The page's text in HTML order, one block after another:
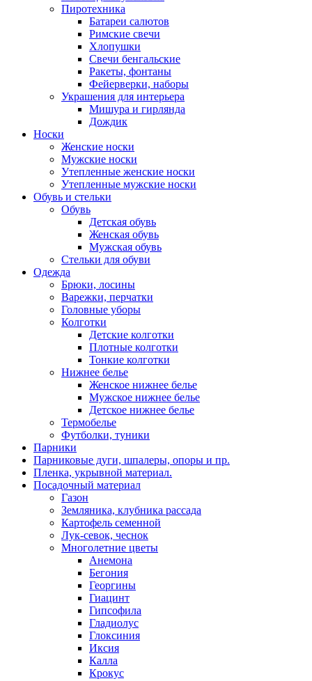
Пиротехника
Батареи салютов
Римские свечи
Хлопушки
Свечи бенгальские
Ракеты, фонтаны
Фейерверки, наборы
Украшения для интерьера
Мишура и гирлянда
Дождик
Носки
Женские носки
Мужские носки
Утепленные женские носки
Утепленные мужские носки
Обувь и стельки
Обувь
Детская обувь
Женская обувь
Мужская обувь
Стельки для обуви
Одежда
Брюки, лосины
Варежки, перчатки
Головные уборы
Колготки
Детские колготки
Плотные колготки
Тонкие колготки
Нижнее белье
Женское нижнее белье
Мужское нижнее белье
Детское нижнее белье
Термобелье
Футболки, туники
Парники
Парниковые дуги, шпалеры, опоры и пр.
Пленка, укрывной материал.
Посадочный материал
Газон
Земляника, клубника рассада
Картофель семенной
Лук-севок, чеснок
Многолетние цветы
Анемона
Бегония
Георгины
Гиацинт
Гипсофила
Гладиолус
Глоксиния
Иксия
Калла
Крокус